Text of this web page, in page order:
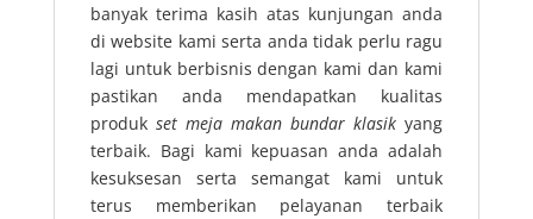
banyak terima kasih atas kunjungan anda
di website kami serta anda tidak perlu ragu
lagi untuk berbisnis dengan kami dan kami
pastikan anda mendapatkan kualitas
produk set meja makan bundar klasik yang
terbaik. Bagi kami kepuasan anda adalah
kesuksesan serta semangat kami untuk
terus memberikan pelayanan terbaik